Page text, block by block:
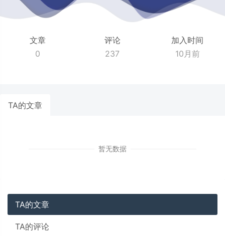
文章
0
评论
237
加入时间
10月前
TA的文章
暂无数据
TA的文章
TA的评论